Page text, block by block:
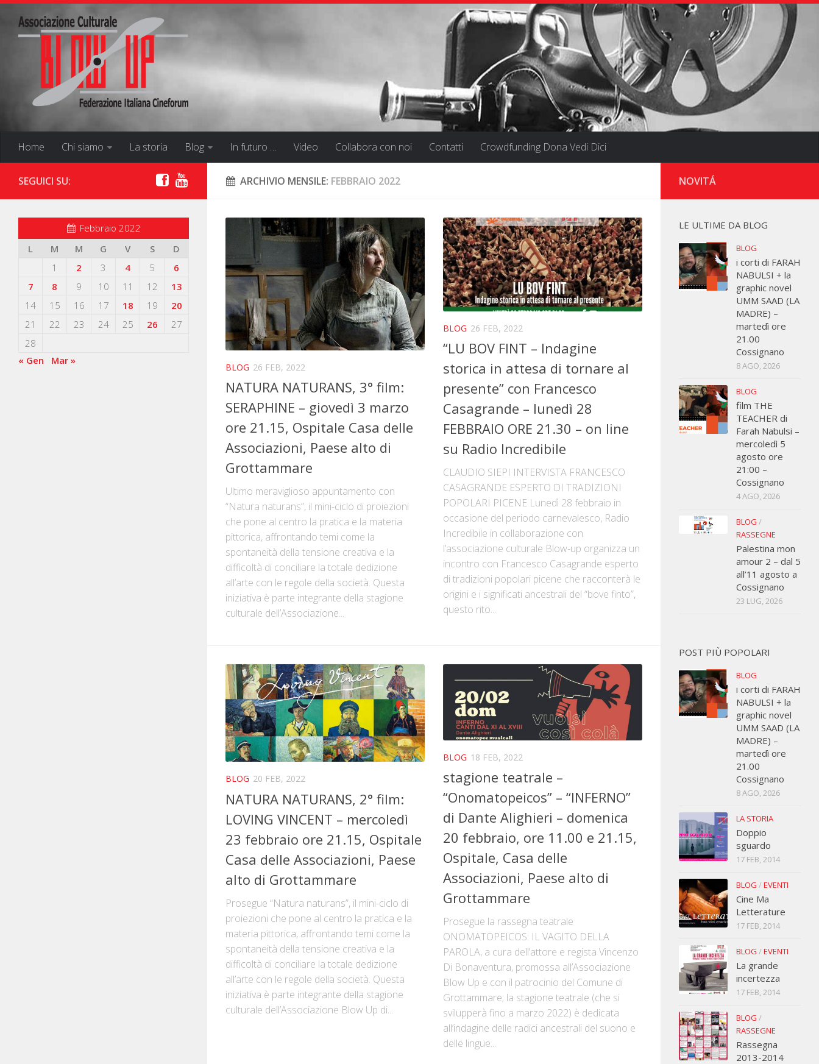
Home Chi siamo La storia Blog In futuro … Video Collabora con noi Contatti Crowdfunding Dona Vedi Dici
ARCHIVIO MENSILE: FEBBRAIO 2022
BLOG 26 FEB, 2022
NATURA NATURANS, 3° film:
SERAPHINE – giovedì 3 marzo
ore 21.15, Ospitale Casa delle
Associazioni, Paese alto di
Grottammare
Ultimo meraviglioso appuntamento con
“Natura naturans”, il mini-ciclo di proiezioni
che pone al centro la pratica e la materia
pittorica, affrontando temi come la
spontaneità della tensione creativa e la
difficoltà di conciliare la totale dedizione
all’arte con le regole della società. Questa
iniziativa è parte integrante della stagione
culturale dell’Associazione...
BLOG 26 FEB, 2022
“LU BOV FINT – Indagine
storica in attesa di tornare al
presente” con Francesco
Casagrande – lunedì 28
FEBBRAIO ORE 21.30 – on line
su Radio Incredibile
CLAUDIO SIEPI INTERVISTA FRANCESCO
CASAGRANDE ESPERTO DI TRADIZIONI
POPOLARI PICENE Lunedì 28 febbraio in
occasione del periodo carnevalesco, Radio
Incredibile in collaborazione con
l’associazione culturale Blow-up organizza un
incontro con Francesco Casagrande esperto
di tradizioni popolari picene che racconterà le
origini e i significati ancestrali del “bove finto”,
questo rito...
BLOG 20 FEB, 2022
NATURA NATURANS, 2° film:
LOVING VINCENT – mercoledì
23 febbraio ore 21.15, Ospitale
Casa delle Associazioni, Paese
alto di Grottammare
Prosegue “Natura naturans”, il mini-ciclo di
proiezioni che pone al centro la pratica e la
materia pittorica, affrontando temi come la
spontaneità della tensione creativa e la
difficoltà di conciliare la totale dedizione
all’arte con le regole della società. Questa
iniziativa è parte integrante della stagione
culturale dell’Associazione Blow Up di...
BLOG 18 FEB, 2022
stagione teatrale –
“Onomatopeicos” – “INFERNO”
di Dante Alighieri – domenica
20 febbraio, ore 11.00 e 21.15,
Ospitale, Casa delle
Associazioni, Paese alto di
Grottammare
Prosegue la rassegna teatrale
ONOMATOPEICOS: IL VAGITO DELLA
PAROLA, a cura dell’attore e regista Vincenzo
Di Bonaventura, promossa all’Associazione
Blow Up e con il patrocinio del Comune di
Grottammare; la stagione teatrale (che si
svilupperà fino a marzo 2022) è dedicata
all’indagine delle radici ancestrali del suono e
delle lingue...
SEGUICI SU:
Febbraio 2022
L
M M G V S
D
1
2 3 4 5
6
7
8 9 10 11 12
13
14
15 16 17 18 19
20
21
22 23 24 25 26
27
28
« Gen
Mar »
NOVITÁ
LE ULTIME DA BLOG
BLOG
i corti di FARAH
NABULSI + la
graphic novel
UMM SAAD (LA
MADRE) –
martedì ore
21.00
Cossignano
8 AGO, 2026
BLOG
film THE
TEACHER di
Farah Nabulsi –
mercoledì 5
agosto ore
21:00 –
Cossignano
4 AGO, 2026
BLOG /
RASSEGNE
Palestina mon
amour 2 – dal 5
all’11 agosto a
Cossignano
23 LUG, 2026
POST PIÙ POPOLARI
BLOG
i corti di FARAH
NABULSI + la
graphic novel
UMM SAAD (LA
MADRE) –
martedì ore
21.00
Cossignano
8 AGO, 2026
LA STORIA
Doppio
sguardo
17 FEB, 2014
BLOG /EVENTI
Cine Ma
Letterature
17 FEB, 2014
BLOG /EVENTI
La grande
incertezza
17 FEB, 2014
BLOG /
RASSEGNE
Rassegna
2013-2014